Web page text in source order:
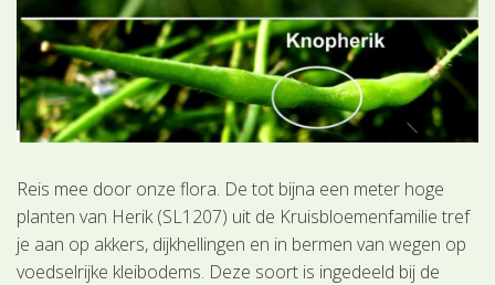
Reis mee door onze flora. De tot bijna een meter hoge
planten van Herik (SL1207) uit de Kruisbloemenfamilie tref
je aan op akkers, dijkhellingen en in bermen van wegen op
voedselrijke kleibodems. Deze soort is ingedeeld bij de